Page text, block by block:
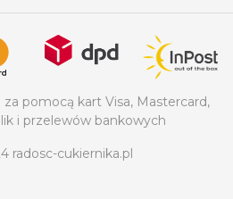
pomocą kart Visa, Mastercard,
i przelewów bankowych
radosc-cukiernika.pl